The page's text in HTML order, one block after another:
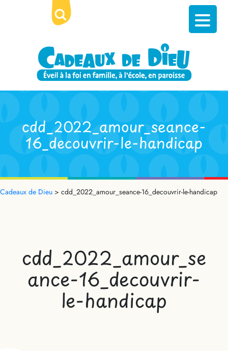
cdd_2022_amour_seance-
16_decouvrir-le-handicap
Cadeaux de Dieu > cdd_2022_amour_seance-16_decouvrir-le-handicap
cdd_2022_amour_se
ance-16_decouvrir-
le-handicap